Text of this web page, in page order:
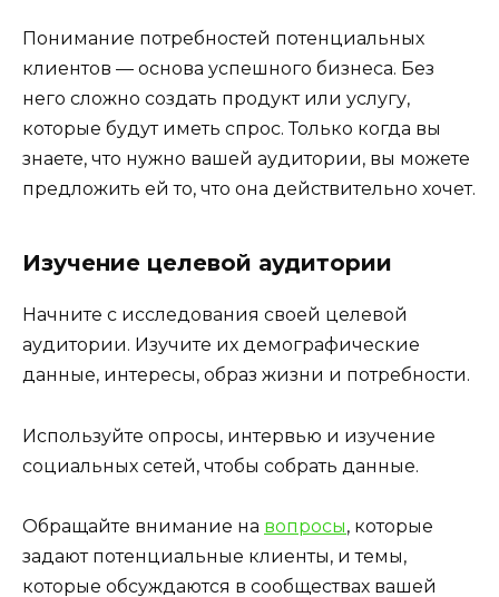
Понимание потребностей потенциальных
клиентов — основа успешного бизнеса. Без
него сложно создать продукт или услугу,
которые будут иметь спрос. Только когда вы
знаете, что нужно вашей аудитории, вы можете
предложить ей то, что она действительно хочет.
Изучение целевой аудитории
Начните с исследования своей целевой
аудитории. Изучите их демографические
данные, интересы, образ жизни и потребности.
Используйте опросы, интервью и изучение
социальных сетей, чтобы собрать данные.
Обращайте внимание на вопросы, которые
задают потенциальные клиенты, и темы,
которые обсуждаются в сообществах вашей